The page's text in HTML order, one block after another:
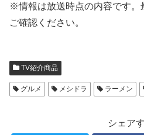
※情報は放送時点の内容です。
ご確認ください。
TV紹介商品
グルメ メシドラ ラーメン
シェア